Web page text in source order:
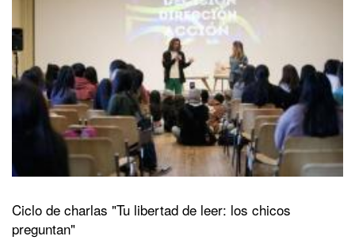
Ciclo de charlas "Tu libertad de leer: los chicos
preguntan"